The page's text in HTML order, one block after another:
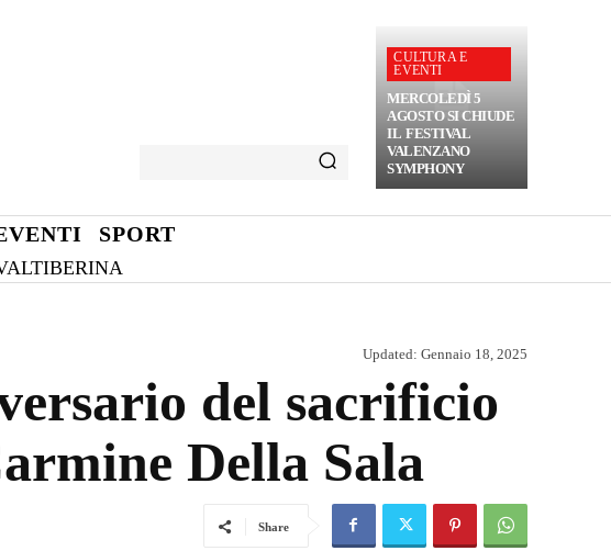
CULTURA E
EVENTI
MERCOLEDÌ 5
AGOSTO SI CHIUDE
IL FESTIVAL
VALENZANO
SYMPHONY
SPORT
Updated: Gennaio 18, 2025
del sacrificio
Della Sala
Share